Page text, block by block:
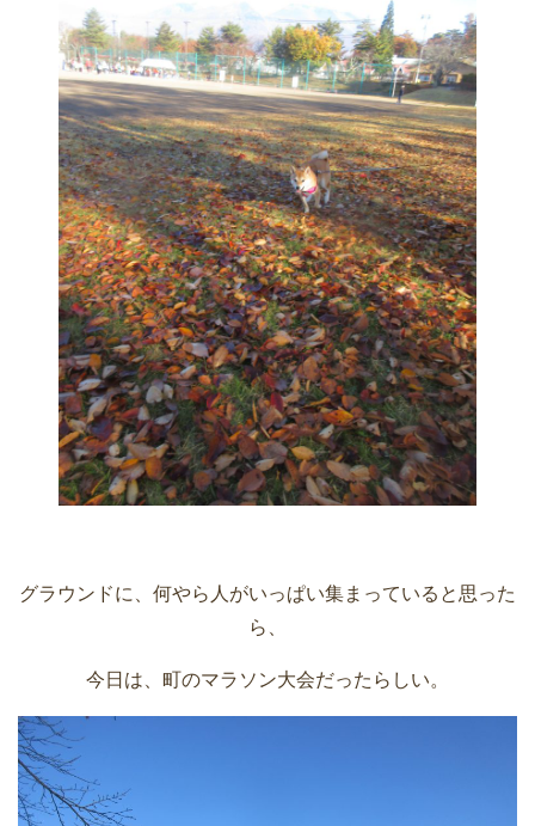
グラウンドに、何やら人がいっぱい集まっていると思った
ら、
今日は、町のマラソン大会だったらしい。